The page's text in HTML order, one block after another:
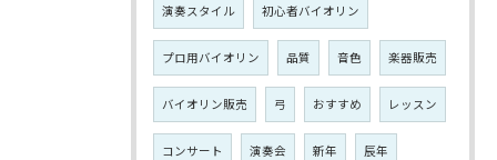
演奏スタイル 初心者バイオリン
プロ用バイオリン 品質 音色 楽器販売
バイオリン販売 弓 おすすめ レッスン
コンサート 演奏会 新年 辰年